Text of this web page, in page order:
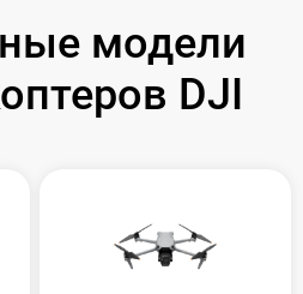
модели
DJI